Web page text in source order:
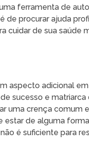
ferramenta de
de procurar ajuda
cuidar de sua saúde
aspecto adicional
sucesso e matriarca
uma crença comum
estar de alguma
é suficiente para